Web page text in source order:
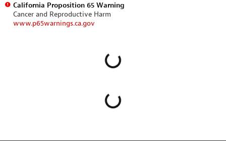
California Proposition 65 Warning
Cancer and Reproductive Harm
www.p65warnings.ca.gov